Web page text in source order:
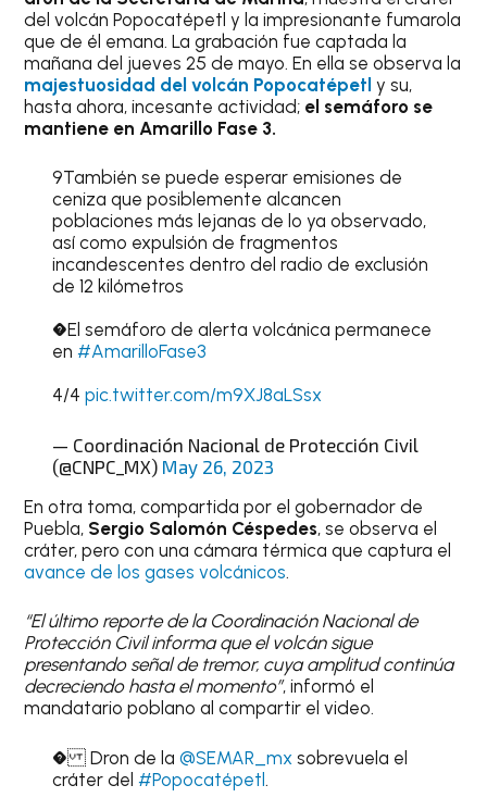
del volcán Popocatépetl y la impresionante fumarola
que de él emana. La grabación fue captada la
mañana del jueves 25 de mayo. En ella se observa la
majestuosidad del volcán Popocatépetly su,
hasta ahora, incesante actividad; el semáforo se
mantiene en Amarillo Fase 3.
9También se puede esperar emisiones de
ceniza que posiblemente alcancen
poblaciones más lejanas de lo ya observado,
así como expulsión de fragmentos
incandescentes dentro del radio de exclusión
de 12 kilómetros
�El semáforo de alerta volcánica permanece
en #AmarilloFase3
4/4 pic.twitter.com/m9XJ8aLSsx
— Coordinación Nacional de Protección Civil
(@CNPC_MX) May 26, 2023
En otra toma, compartida por el gobernador de
Puebla, Sergio Salomón Céspedes, se observa el
cráter, pero con una cámara térmica que captura el
avance de los gases volcánicos.
“El último reporte de la Coordinación Nacional de
Protección Civil informa que el volcán sigue
presentando señal de tremor, cuya amplitud continúa
decreciendo hasta el momento”, informó el
mandatario poblano al compartir el video.
� Dron de la @SEMAR_mx sobrevuela el
cráter del #Popocatépetl.